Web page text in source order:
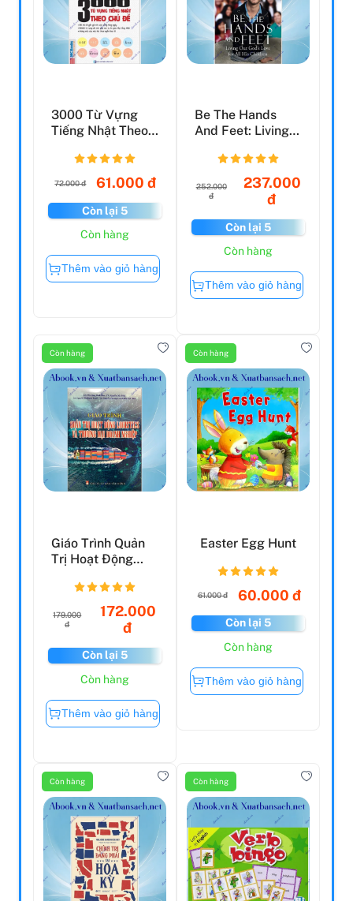
3000 Từ Vựng
Tiếng Nhật Theo
72.000 đ 61.000 đ
Còn lại 5
Còn hàng
Thêm vào giỏ hàng
Be The Hands
And Feet: Living
For A...
252.000
đ
237.000
đ
Còn lại 5
Còn hàng
Thêm vào giỏ hàng
Còn hàng
Giáo Trình Quản
Trị Hoạt Động
Thương ...
179.000
đ
172.000
đ
Còn lại 5
Còn hàng
Thêm vào giỏ hàng
Còn hàng
Easter Egg Hunt
61.000 đ 60.000 đ
Còn lại 5
Còn hàng
Thêm vào giỏ hàng
Còn hàng Còn hàng